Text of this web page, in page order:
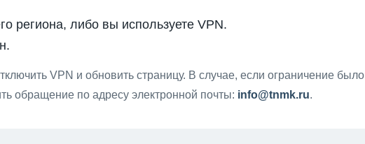
региона, либо вы используете VPN.
VPN и обновить страницу. В случае, если ограничение было
обращение по адресу электронной почты: info@tnmk.ru.